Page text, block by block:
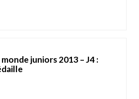
juniors 2013 – J4 :